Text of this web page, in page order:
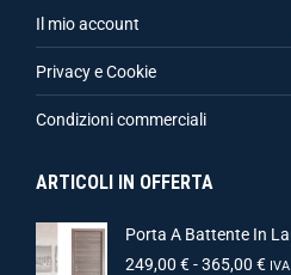
Il mio account
Privacy e Cookie
Condizioni commerciali
ARTICOLI IN OFFERTA
Porta A Battente In
249,00 €-365,00 €